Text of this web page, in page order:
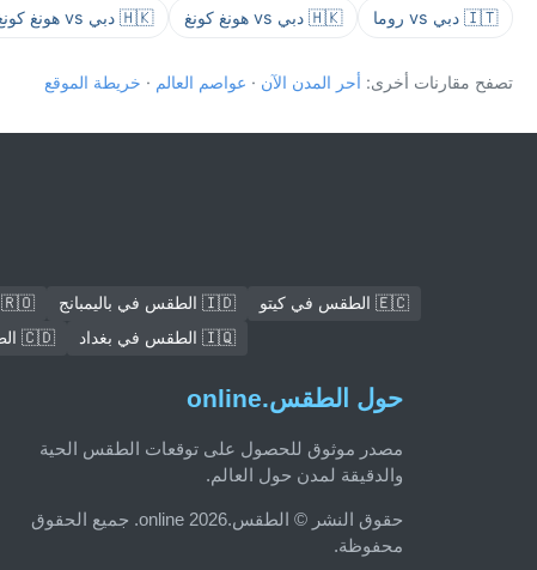
🇮🇹 دبي vs روما 🇭🇰 دبي vs هونغ كونغ 🇭🇰 دبي vs هونغ كونغ
تصفح مقارنات أخرى: أحر المدن الآن · عواصم العالم · خريطة الموقع
🇪🇨 الطقس في كيتو 🇮🇩 الطقس في باليمبانج 🇷🇴 الطقس في بوخارست
🇮🇶 الطقس في بغداد
🇨🇩 الطقس في Mbuji-Mayi
حول الطقس.online
مصدر موثوق للحصول على توقعات الطقس الحية
والدقيقة لمدن حول العالم.
حقوق النشر © الطقس.online 2026. جميع الحقوق
محفوظة.